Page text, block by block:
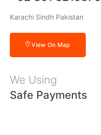
Karachi Sindh Pakistan
View On Map
We Using
Safe Payments